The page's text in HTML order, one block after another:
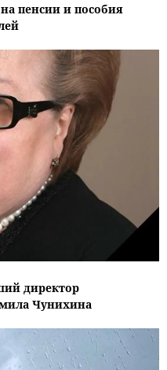
пенсии и пособия
директор
Чунихина